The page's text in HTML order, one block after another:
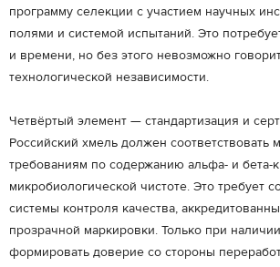
программу селекции с участием научных
полями и системой испытаний. Это
и времени, но без этого невозможно
технологической независимости.
Четвёртый элемент — стандартизация и
Российский хмель должен соответствовать
требованиям по содержанию альфа- и бета-
микробиологической чистоте. Это требует
системы контроля качества,
прозрачной маркировки. Только при
формировать доверие со стороны